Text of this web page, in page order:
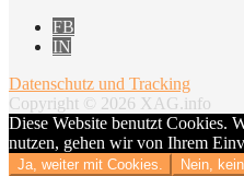
FB
IN
Datenschutz und Tracking
Copyright © 2026 XAG.info
Diese Website benutzt Cookies.
nutzen, gehen wir von Ihrem
Ja, weiter mit Cookies. Nein,